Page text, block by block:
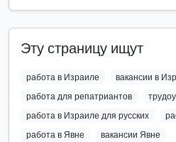
Эту страницу ищут
работа в Израиле
вакансии в
работа для репатриантов
работа в Израиле для русских
работа в Явне
вакансии Явне